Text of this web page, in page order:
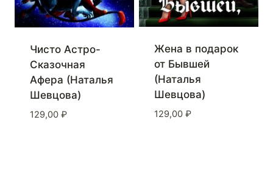
Чисто Астро-
Сказочная
Афера (Наталья
Шевцова)
129,00 ₽
Жена в подарок
от Бывшей
(Наталья
Шевцова)
129,00 ₽